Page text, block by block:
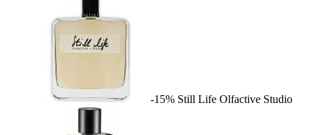
-15% Still Life Olfactive Studio